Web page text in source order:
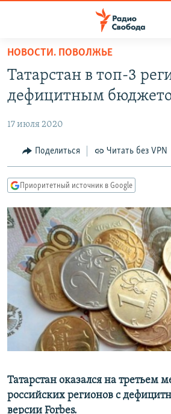
упрощенного
доступа
Вернуться
основному
Вернутся
главной
навигации
Вернутся
поиску
ПОДКАСТЫ
АВТОРСКИЕ ПРОЕКТЫ
ЦИТАТЫ СВОБОДЫ
МНЕНИЯ
IDEL.РЕАЛИИ
КАВКАЗ.РЕАЛИИ
СЕВЕР.РЕАЛИИ
СИБИРЬ.РЕАЛИИ
РАСПИСАНИЕ ВЕЩАНИЯ
ПОДПИШИТЕСЬ НА РАССЫЛКУ
СОЦИАЛЬНЫЕ СЕТИ
НОВОСТИ. ПОВОЛЖЬЕ
Татарстан в топ-3
дефицитным
17 июля 2020
Поделиться Читать без VPN
Приоритетный источник в Google
Татарстан оказался на третьем
российских регионов с
версии Forbes.